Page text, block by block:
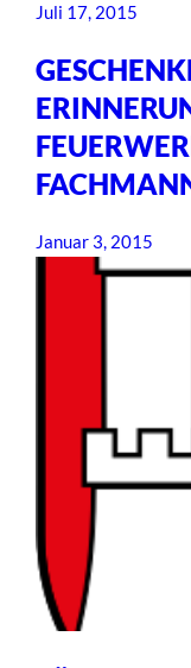
Juli 17, 2015
Januar 3, 2015